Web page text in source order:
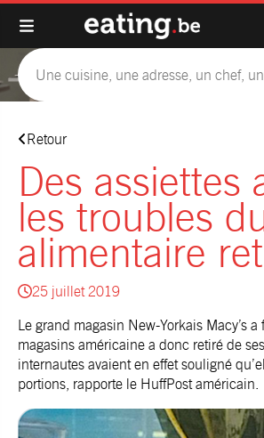
Retour
Des assiettes
les troubles
alimentaire
25 juillet 2019
Le grand magasin New-Yorkais Macy’s
magasins américaine a donc retiré de
internautes avaient en effet souligné
portions, rapporte le HuffPost américain.